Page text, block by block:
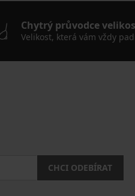
Chytrý průvodce
Velikost, která vám vždy
CHCI ODEBÍRAT